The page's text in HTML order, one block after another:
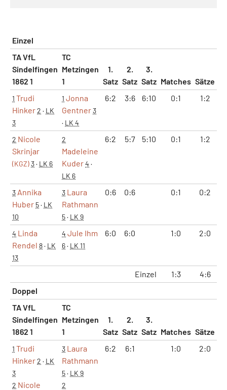
Einzel
TA VfL
Sindelfingen
1862 1
TC
Metzingen
1
1.
Satz
2.
Satz
3.
Satz Matches Sätze
1 Trudi
Hinker2 · LK
3
1 Jonna
Gentner3
· LK 4
6:2 3:6 6:10 0:1 1:2
2 Nicole
Skrinjar
(KGZ)3· LK 6
2
Madeleine
Kuder4 ·
LK 6
6:2 5:7 5:10 0:1 1:2
3 Annika
Huber 5· LK
10
3 Laura
Rathmann
5· LK 9
0:6 0:6 0:1 0:2
4 Linda
Rendel 8· LK
13
4 Jule Ihm
6· LK 11
6:0 6:0 1:0 2:0
Einzel 1:3 4:6
Doppel
TA VfL
Sindelfingen
1862 1
TC
Metzingen
1
1.
Satz
2.
Satz
3.
Satz Matches Sätze
1 Trudi
Hinker2 · LK
3
2 Nicole
3 Laura
Rathmann
5· LK 9
2
6:2 6:1 1:0 2:0